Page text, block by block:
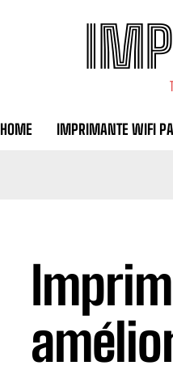
HOME IMPRIMANTE WIFI